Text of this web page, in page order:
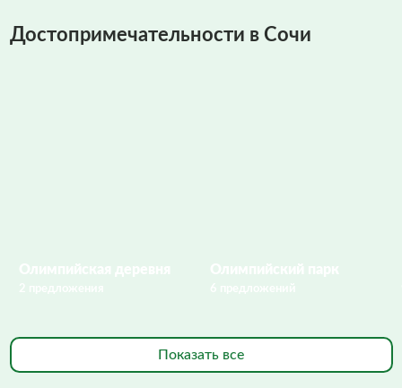
Достопримечательности в Сочи
Показать все